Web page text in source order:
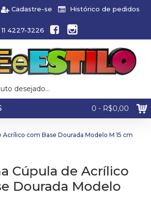
Cadastre-se Histórico de pedidos
11 4227-3226
0 - R$0,00
Acrílico com Base Dourada Modelo M 15 cm
Cúpula de Acrílico
Dourada Modelo